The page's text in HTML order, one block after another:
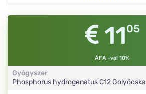
1105
ÁFA -val 10%
Gyógyszer
Phosphorus hydrogenatusC12Golyócska